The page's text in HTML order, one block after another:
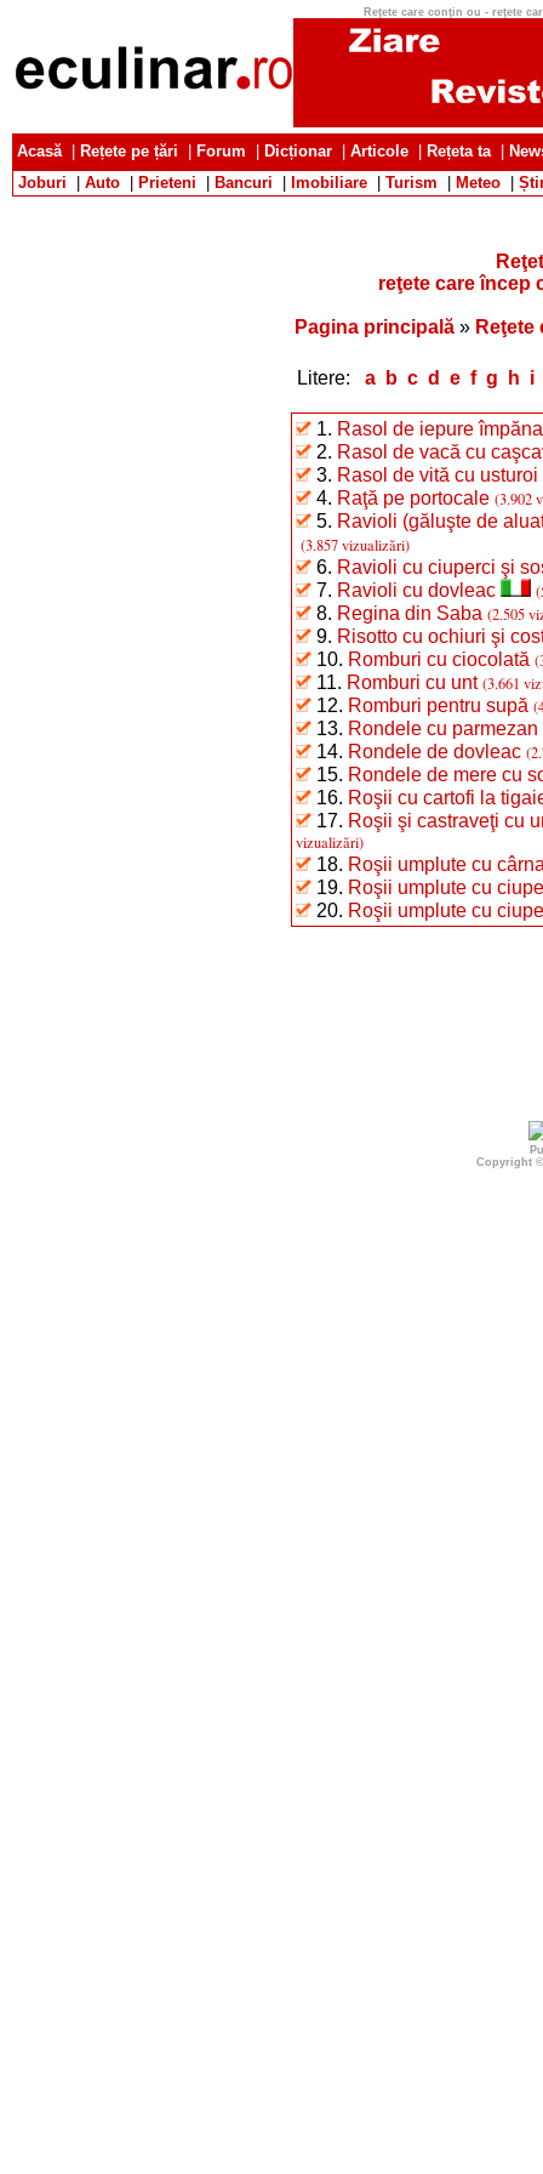
Reţete care conţin ou - reţete
Acasă| Rețete pe țări Forum Dicționar Articole Rețeta ta|
Joburi
Auto Prieteni Bancuri Imobiliare Turism Meteo
reţete care încep
Pagina principală » Reţete
Litere: a b c d e f g h i
1. Rasol de iepure
2. Rasol de vacă cu
3. Rasol de vită cu
4. Raţă pe portocale (3.902
5. Ravioli (găluşte de
(3.857 vizualizări)
6. Ravioli cu ciuperci şi
7. Ravioli cu dovleac
8. Regina din Saba (2.505
9. Risotto cu ochiuri şi
10. Romburi cu ciocolată
11. Romburi cu unt (3.661
12. Romburi pentru supă
13. Rondele cu parmezan
14. Rondele de dovleac
15. Rondele de mere cu
16. Roşii cu cartofi la
17. Roşii şi castraveţi cu
vizualizări)
18. Roşii umplute cu
19. Roşii umplute cu
20. Roşii umplute cu
Copyright